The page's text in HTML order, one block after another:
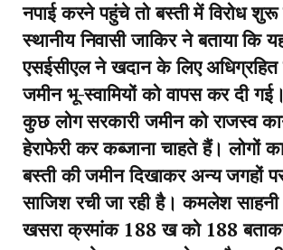
नपाई करने पहुंचे तो बस्ती में विरोध शुरू
स्थानीय निवासी जाकिर ने बताया कि
एसईसीएल ने खदान के लिए अधिग्रहित
जमीन भू-स्वामियों को वापस कर दी
कुछ लोग सरकारी जमीन को राजस्व
हेराफेरी कर कब्जाना चाहते हैं। लोगों
बस्ती की जमीन दिखाकर अन्य जगहों
साजिश रची जा रही है। कमलेश
खसरा क्रमांक 188 ख को 188